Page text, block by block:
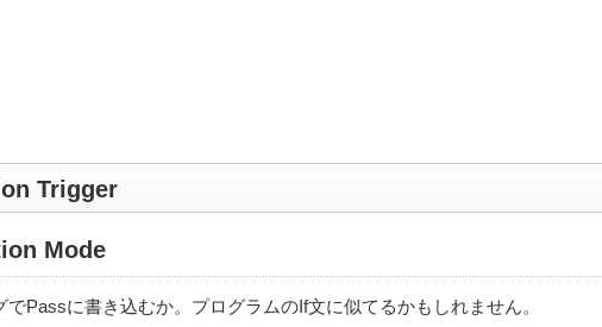
Trigger
Mode
でPassに書き込むか。プログラムのIf文に似てるかもしれません。